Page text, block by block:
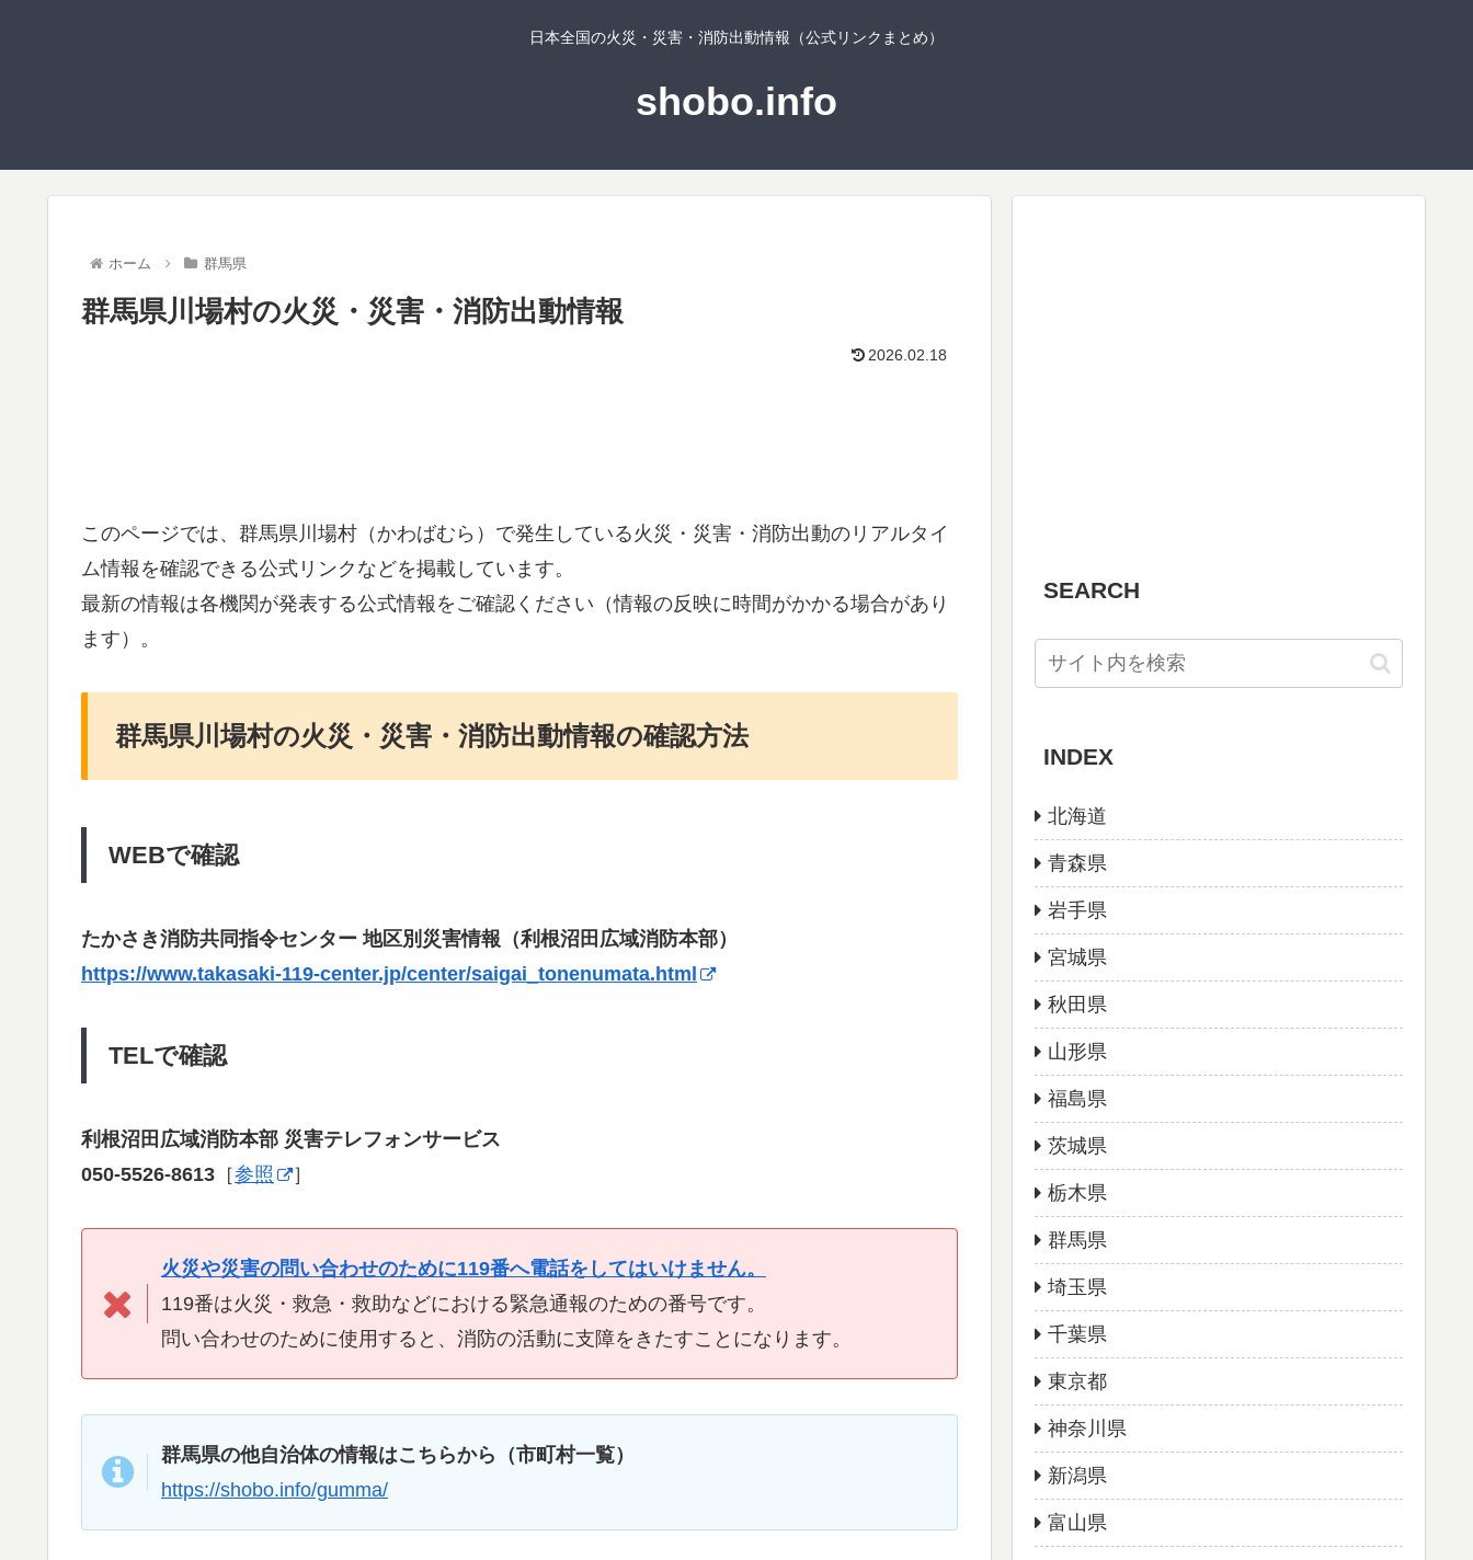
日本全国の火災・災害・消防出動情報（公式リンクまとめ）
shobo.info
ホーム 群馬県
群馬県川場村の火災・災害・消防出動情報
2026.02.18
このページでは、群馬県川場村（かわばむら）で発生している火災・災害・消防出動のリアルタイ
ム情報を確認できる公式リンクなどを掲載しています。
最新の情報は各機関が発表する公式情報をご確認ください（情報の反映に時間がかかる場合があり
ます）。
群馬県川場村の火災・災害・消防出動情報の確認方法
WEBで確認
たかさき消防共同指令センター 地区別災害情報（利根沼田広域消防本部）
https://www.takasaki-119-center.jp/center/saigai_tonenumata.html
TELで確認
利根沼田広域消防本部 災害テレフォンサービス
050-5526-8613 ［参照 ］
火災や災害の問い合わせのために119番へ電話をしてはいけません。
119番は火災・救急・救助などにおける緊急通報のための番号です。
問い合わせのために使用すると、消防の活動に支障をきたすことになります。
群馬県の他自治体の情報はこちらから（市町村一覧）
https://shobo.info/gumma/
SEARCH
INDEX
北海道
青森県
岩手県
宮城県
秋田県
山形県
福島県
茨城県
栃木県
群馬県
埼玉県
千葉県
東京都
神奈川県
新潟県
富山県